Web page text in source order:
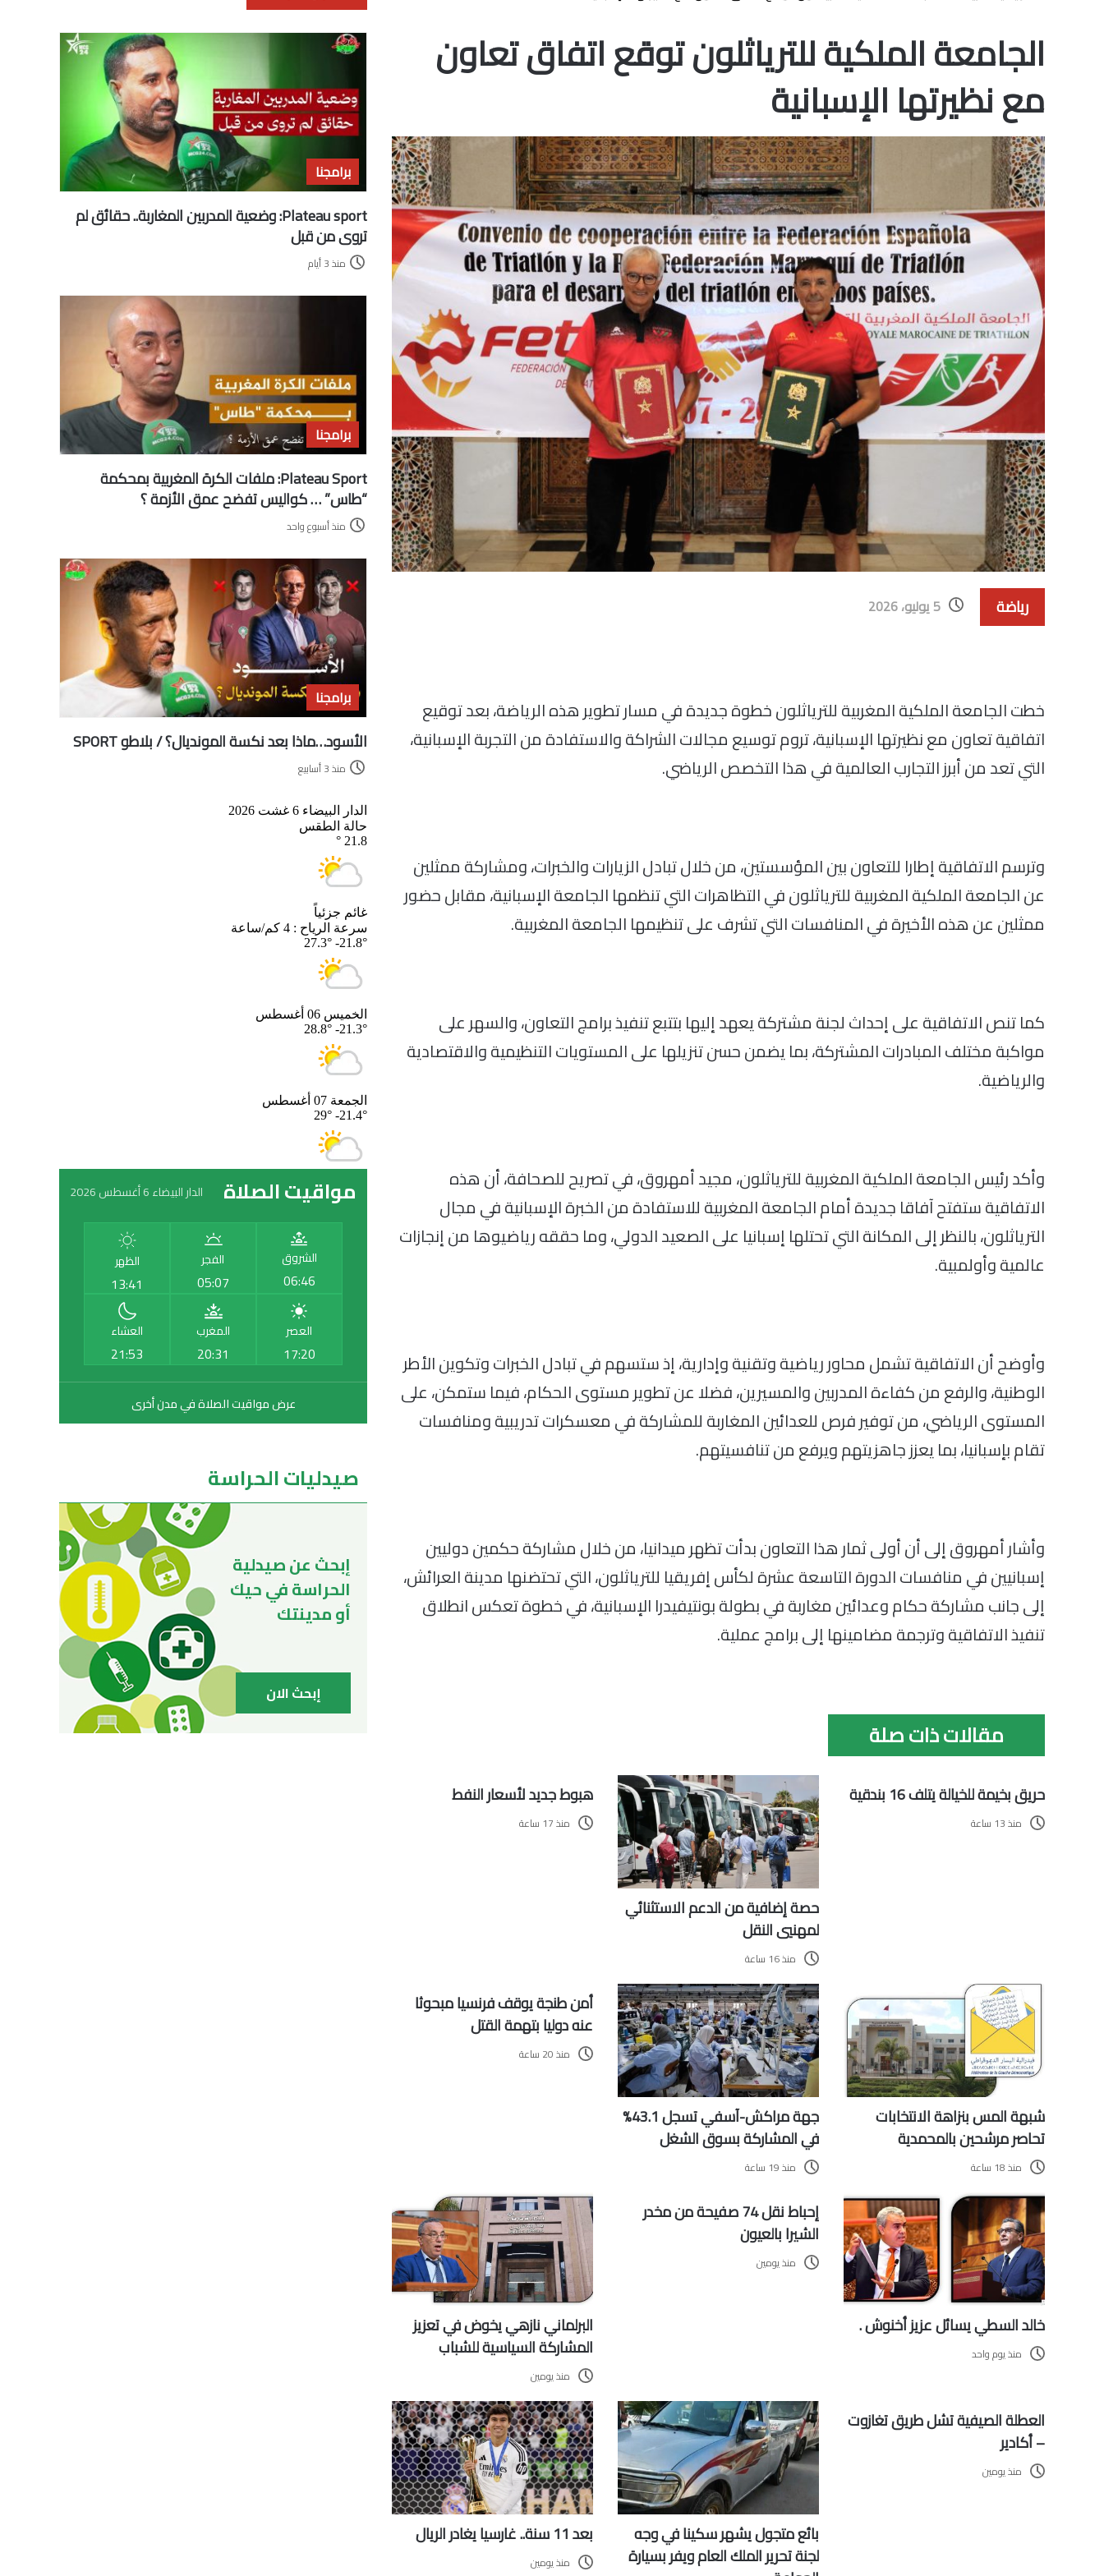
الجامعة الملكية للترياثلون توقع اتفاق تعاون
مع نظيرتها الإسبانية
رياضة 5 يوليو، 2026
خطت الجامعة الملكية المغربية للترياثلون خطوة جديدة في مسار تطوير هذه الرياضة، بعد توقيع
اتفاقية تعاون مع نظيرتها الإسبانية، تروم توسيع مجالات الشراكة والاستفادة من التجربة الإسبانية،
التي تعد من أبرز التجارب العالمية في هذا التخصص الرياضي.
وترسم الاتفاقية إطارا للتعاون بين المؤسستين، من خلال تبادل الزيارات والخبرات، ومشاركة ممثلين
عن الجامعة الملكية المغربية للترياثلون في التظاهرات التي تنظمها الجامعة الإسبانية، مقابل حضور
ممثلين عن هذه الأخيرة في المنافسات التي تشرف على تنظيمها الجامعة المغربية.
كما تنص الاتفاقية على إحداث لجنة مشتركة يعهد إليها بتتبع تنفيذ برامج التعاون، والسهر على
مواكبة مختلف المبادرات المشتركة، بما يضمن حسن تنزيلها على المستويات التنظيمية والاقتصادية
والرياضية.
وأكد رئيس الجامعة الملكية المغربية للترياثلون، مجيد أمهروق، في تصريح للصحافة، أن هذه
الاتفاقية ستفتح آفاقا جديدة أمام الجامعة المغربية للاستفادة من الخبرة الإسبانية في مجال
الترياثلون، بالنظر إلى المكانة التي تحتلها إسبانيا على الصعيد الدولي، وما حققه رياضيوها من إنجازات
عالمية وأولمبية.
وأوضح أن الاتفاقية تشمل محاور رياضية وتقنية وإدارية، إذ ستسهم في تبادل الخبرات وتكوين الأطر
الوطنية، والرفع من كفاءة المدربين والمسيرين، فضلا عن تطوير مستوى الحكام، فيما ستمكن، على
المستوى الرياضي، من توفير فرص للعدائين المغاربة للمشاركة في معسكرات تدريبية ومنافسات
تقام بإسبانيا، بما يعزز جاهزيتهم ويرفع من تنافسيتهم.
وأشار أمهروق إلى أن أولى ثمار هذا التعاون بدأت تظهر ميدانيا، من خلال مشاركة حكمين دوليين
إسبانيين في منافسات الدورة التاسعة عشرة لكأس إفريقيا للترياثلون، التي تحتضنها مدينة العرائش،
إلى جانب مشاركة حكام وعدائين مغاربة في بطولة بونتيفيدرا الإسبانية، في خطوة تعكس انطلاق
تنفيذ الاتفاقية وترجمة مضامينها إلى برامج عملية.
مقالات ذات صلة
حريق بخيمة للخيالة يتلف 16 بندقية
منذ 13 ساعة
حصة إضافية من الدعم الاستثنائي
لمهنيي النقل
منذ 16 ساعة
هبوط جديد لأسعار النفط
منذ 17 ساعة
شبهة المس بنزاهة الانتخابات
تحاصر مرشحين بالمحمدية
منذ 18 ساعة
جهة مراكش-آسفي تسجل 43.1%
في المشاركة بسوق الشغل
منذ 19 ساعة
أمن طنجة يوقف فرنسيا مبحوثا
عنه دوليا بتهمة القتل
منذ 20 ساعة
خالد السطي يسائل عزيز أخنوش .
منذ يوم واحد
إحباط نقل 74 صفيحة من مخدر
الشيرا بالعيون
منذ يومين
البرلماني نازهي يخوض في تعزيز
المشاركة السياسية للشباب
منذ يومين
العطلة الصيفية تشل طريق تغازوت
– أكادير
منذ يومين
بائع متجول يشهر سكينا في وجه
لجنة تحرير الملك العام ويفر بسيارة
بعد 11 سنة.. غارسيا يغادر الريال
منذ يومين
برامجنا
Plateau sport: وضعية المدربين المغاربة.. حقائق لم
تروى من قبل
منذ 3 أيام
برامجنا
Plateau Sport: ملفات الكرة المغربية بمحكمة
“طاس” … كواليس تفضح عمق الأزمة ؟
منذ أسبوع واحد
برامجنا
الأسود…ماذا بعد نكسة المونديال؟ / بلاطو SPORT
منذ 3 أسابيع